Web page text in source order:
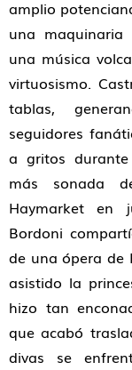
amplio
una maquinaria
una música
virtuosismo.
tablas,
seguidores
a gritos
más sonada
Haymarket en
Bordoni
de una ópera de
asistido la
hizo tan
que acabó
divas se